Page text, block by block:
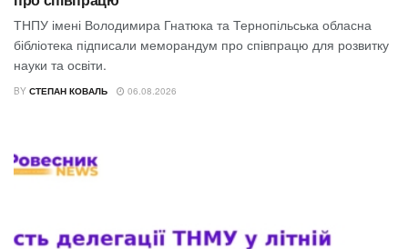
ТНПУ імені Володимира Гнатюка та Тернопільська обласна
бібліотека підписали меморандум про співпрацю для розвитку
науки та освіти.
BY СТЕПАН КОВАЛЬ 06.08.2026